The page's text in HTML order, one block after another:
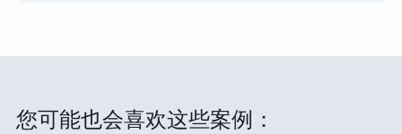
您可能也会喜欢这些案例：